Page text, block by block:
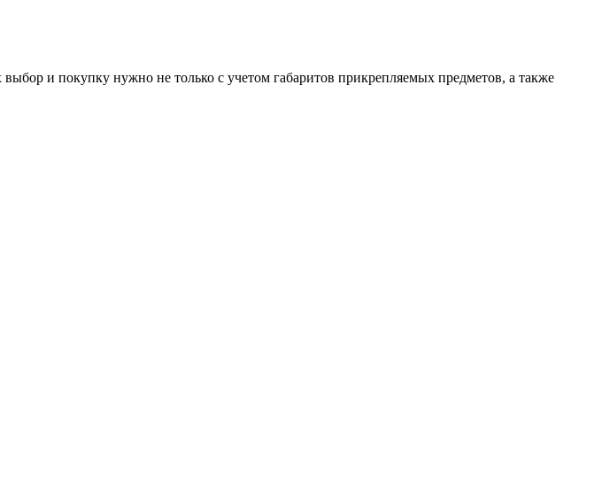
и покупку нужно не только с учетом габаритов прикрепляемых предметов, а также